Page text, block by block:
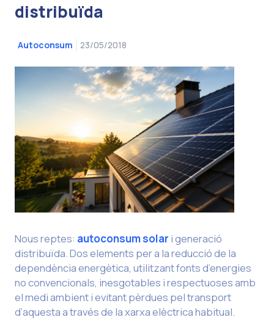
distribuïda
Autoconsum 23/05/2018
Nous reptes: autoconsum solar i generació
distribuïda. Dos elements per a la reducció de la
dependència energètica, utilitzant fonts d’energies
no convencionals, inesgotables i respectuoses amb
el medi ambient i evitant pèrdues pel transport
d’aquesta a través de la xarxa elèctrica habitual.